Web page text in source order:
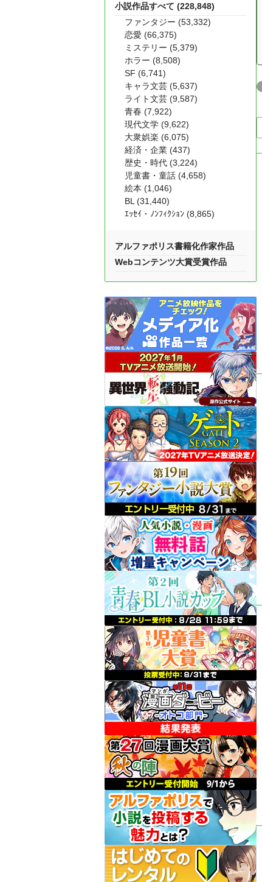
小説作品すべて (228,848)
ファンタジー (53,332)
恋愛 (66,375)
ミステリー (5,379)
ホラー (8,508)
SF (6,741)
キャラ文芸 (5,637)
ライト文芸 (9,587)
青春 (7,922)
現代文学 (9,622)
大衆娯楽 (6,075)
経済・企業 (437)
歴史・時代 (3,224)
児童書・童話 (4,658)
絵本 (1,046)
BL (31,440)
ｴｯｾｲ・ﾉﾝﾌｨｸｼｮﾝ (8,865)
アルファポリス書籍化作家作品
Webコンテンツ大賞受賞作品